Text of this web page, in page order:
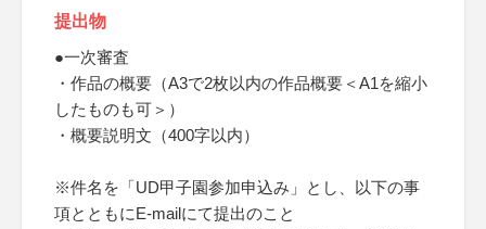
提出物
●一次審査
・作品の概要（A3で2枚以内の作品概要＜A1を縮小
したものも可＞）
・概要説明文（400字以内）
※件名を「UD甲子園参加申込み」とし、以下の事
項とともにE-mailにて提出のこと